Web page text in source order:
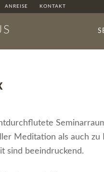
ANREISE KONTAKT
Meditation als auch zu
sind beeindruckend.